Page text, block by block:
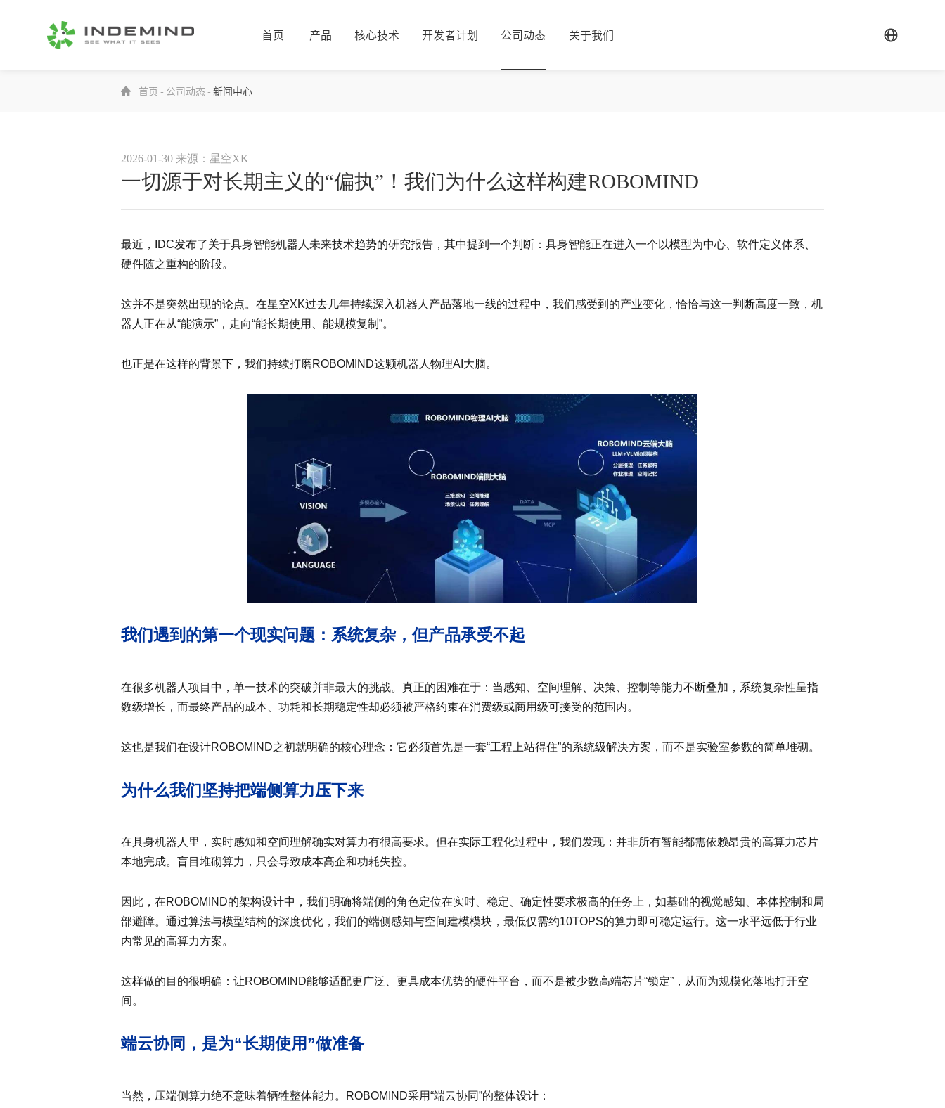
首页 产品 核心技术 开发者计划 公司动态 关于我们
首页 - 公司动态 - 新闻中心
2026-01-30 来源：星空XK
一切源于对长期主义的“偏执”！我们为什么这样构建ROBOMIND
最近，IDC发布了关于具身智能机器人未来技术趋势的研究报告，其中提到一个判断：具身智能正在进入一个以模型为中心、软件定义体系、
硬件随之重构的阶段。
这并不是突然出现的论点。在星空XK过去几年持续深入机器人产品落地一线的过程中，我们感受到的产业变化，恰恰与这一判断高度一致，机
器人正在从“能演示”，走向“能长期使用、能规模复制”。
也正是在这样的背景下，我们持续打磨ROBOMIND这颗机器人物理AI大脑。
我们遇到的第一个现实问题：系统复杂，但产品承受不起
在很多机器人项目中，单一技术的突破并非最大的挑战。真正的困难在于：当感知、空间理解、决策、控制等能力不断叠加，系统复杂性呈指
数级增长，而最终产品的成本、功耗和长期稳定性却必须被严格约束在消费级或商用级可接受的范围内。
这也是我们在设计ROBOMIND之初就明确的核心理念：它必须首先是一套“工程上站得住”的系统级解决方案，而不是实验室参数的简单堆砌。
为什么我们坚持把端侧算力压下来
在具身机器人里，实时感知和空间理解确实对算力有很高要求。但在实际工程化过程中，我们发现：并非所有智能都需依赖昂贵的高算力芯片
本地完成。盲目堆砌算力，只会导致成本高企和功耗失控。
因此，在ROBOMIND的架构设计中，我们明确将端侧的角色定位在实时、稳定、确定性要求极高的任务上，如基础的视觉感知、本体控制和局
部避障。通过算法与模型结构的深度优化，我们的端侧感知与空间建模模块，最低仅需约10TOPS的算力即可稳定运行。这一水平远低于行业
内常见的高算力方案。
这样做的目的很明确：让ROBOMIND能够适配更广泛、更具成本优势的硬件平台，而不是被少数高端芯片“锁定”，从而为规模化落地打开空
间。
端云协同，是为“长期使用”做准备
当然，压端侧算力绝不意味着牺牲整体能力。ROBOMIND采用“端云协同”的整体设计：